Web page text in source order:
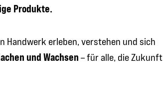
Handwerk erleben, verstehen und sich
und Wachsen – für alle, die Zukunft
Produkte.